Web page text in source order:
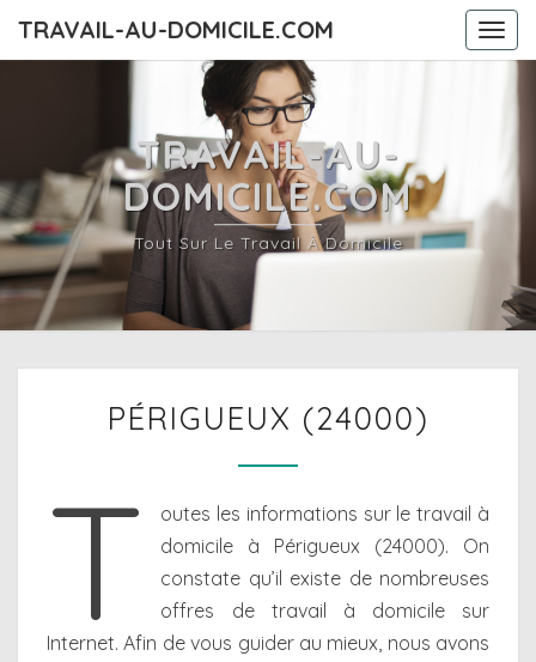
TRAVAIL-AU-DOMICILE.COM
TRAVAIL-AU-
DOMICILE.COM
Tout Sur Le Travail À Domicile
(24000)
PÉRIGUEUX (24000)
T
outes les informations sur le travail à
domicile à Périgueux (24000). On
constate qu’il existe de nombreuses
offres de travail à domicile sur
Internet. Afin de vous guider au mieux, nous avons